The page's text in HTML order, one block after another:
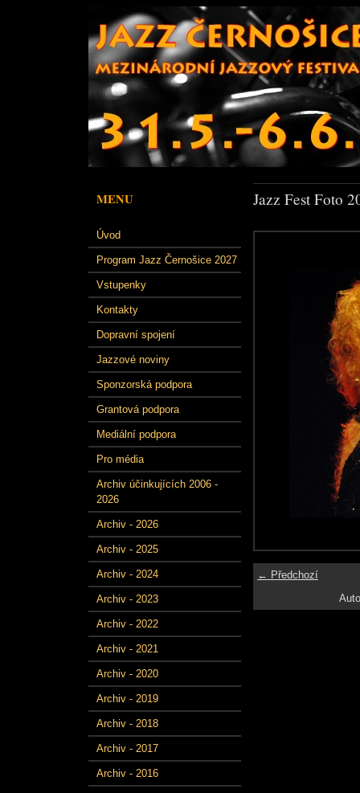
MENU
Úvod
Program Jazz Černošice 2027
Vstupenky
Kontakty
Dopravní spojení
Jazzové noviny
Sponzorská podpora
Grantová podpora
Mediální podpora
Pro média
Archiv účinkujících 2006 -
2026
Archiv - 2026
Archiv - 2025
Archiv - 2024
Archiv - 2023
Archiv - 2022
Archiv - 2021
Archiv - 2020
Archiv - 2019
Archiv - 2018
Archiv - 2017
Archiv - 2016
Jazz Fest Foto
← Předchozí